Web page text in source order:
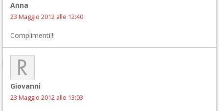
Anna
23 Maggio 2012 alle 12:40
Complimenti!!!
Giovanni
23 Maggio 2012 alle 13:03